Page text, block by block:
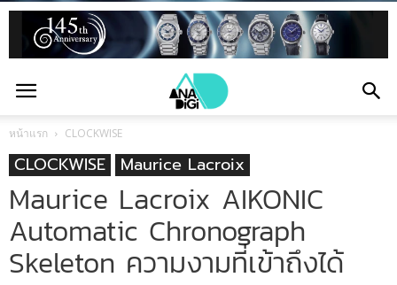
หน้าแรก CLOCKWISE
CLOCKWISE Maurice Lacroix
Maurice Lacroix AIKONIC
Automatic Chronograph
Skeleton ความงามที่เข้าถึงได้